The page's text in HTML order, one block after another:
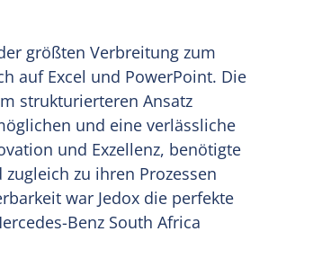
größten Verbreitung zum
auf Excel und PowerPoint. Die
strukturierteren Ansatz
und eine verlässliche
und Exzellenz, benötigte
zu ihren Prozessen
war Jedox die perfekte
Benz South Africa